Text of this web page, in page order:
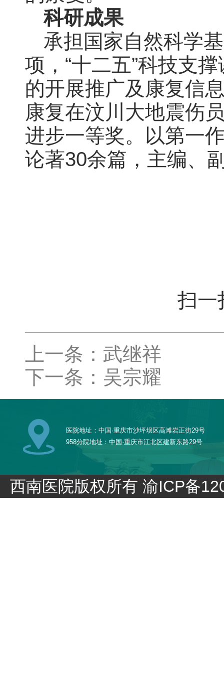
科研成果
承担国家自然科学
项，“十二五”科技支
的开展推广及康复信
康复在汶川大地震伤
进步一等奖。以第一
论著30余篇，主编、
扫一
上一条：武继祥
下一条：吴宗耀
医院地址：中国·重庆市沙坪坝区高滩岩正街29号
958分院地址：中国·重庆市江北区建新东路29号
西南医院版权所有渝ICP备